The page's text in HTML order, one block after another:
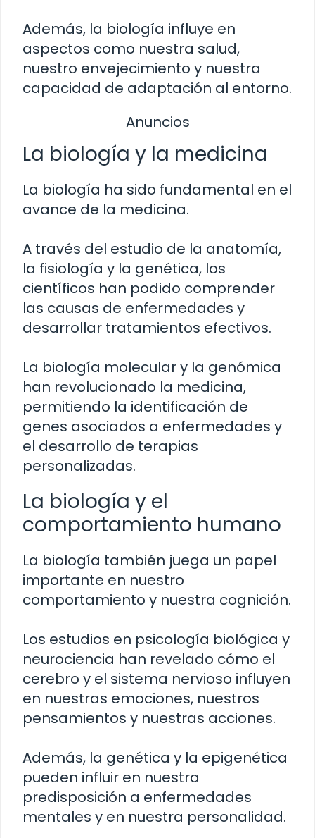
Además, la biología influye en
aspectos como nuestra salud,
nuestro envejecimiento y nuestra
capacidad de adaptación al entorno.
Anuncios
La biología y la medicina
La biología ha sido fundamental en el
avance de la medicina.
A través del estudio de la anatomía,
la fisiología y la genética, los
científicos han podido comprender
las causas de enfermedades y
desarrollar tratamientos efectivos.
La biología molecular y la genómica
han revolucionado la medicina,
permitiendo la identificación de
genes asociados a enfermedades y
el desarrollo de terapias
personalizadas.
La biología y el
comportamiento humano
La biología también juega un papel
importante en nuestro
comportamiento y nuestra cognición.
Los estudios en psicología biológica y
neurociencia han revelado cómo el
cerebro y el sistema nervioso influyen
en nuestras emociones, nuestros
pensamientos y nuestras acciones.
Además, la genética y la epigenética
pueden influir en nuestra
predisposición a enfermedades
mentales y en nuestra personalidad.